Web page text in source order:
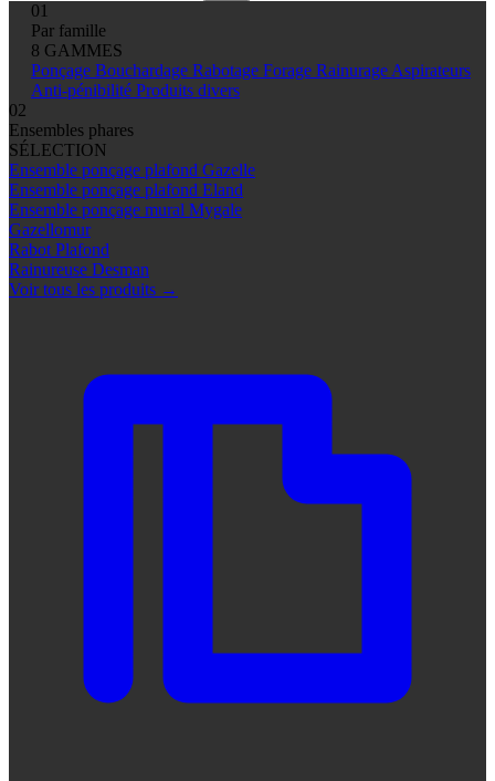
01
Par famille
8 GAMMES
Ponçage Bouchardage Rabotage Forage Rainurage Aspirateurs
Anti-pénibilité Produits divers
02
Ensembles phares
SÉLECTION
Ensemble ponçage plafond Gazelle
Ensemble ponçage plafond Eland
Ensemble ponçage mural Mygale
Gazellomur
Rabot Plafond
Rainureuse Desman
Voir tous les produits →